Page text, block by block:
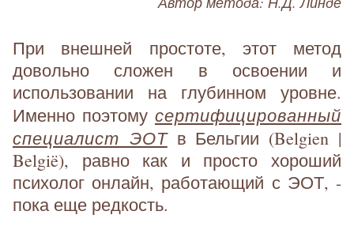
При внешней простоте, этот метод
довольно сложен в освоении и
использовании на глубинном уровне.
Именно поэтому сертифицированный
специалист ЭОТв Бельгии (Belgien |
België), равно как и просто хороший
психолог онлайн, работающий с ЭОТ, -
пока еще редкость.